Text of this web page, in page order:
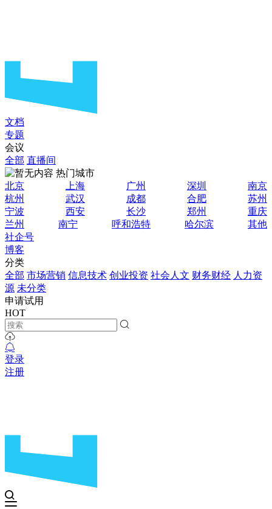
文档
专题
会议
全部 直播间
热门城市
北京
上海 广州 深圳
南京
杭州
武汉 成都 合肥
苏州
宁波
西安 长沙 郑州
重庆
兰州
南宁 呼和浩特 哈尔滨
其他
社企号
博客
分类
全部 市场营销 信息技术 创业投资 社会人文 财务财经 人力资
源 未分类
申请试用
HOT
登录
注册